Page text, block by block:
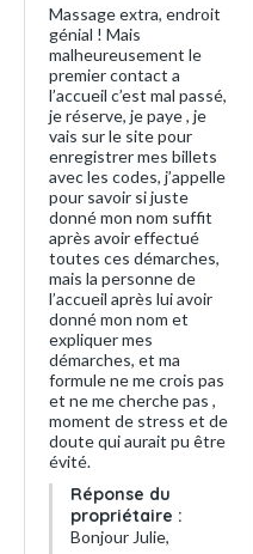
Massage extra, endroit
génial ! Mais
malheureusement le
premier contact a
l’accueil c’est mal passé,
je réserve, je paye , je
vais sur le site pour
enregistrer mes billets
avec les codes, j’appelle
pour savoir si juste
donné mon nom suffit
après avoir effectué
toutes ces démarches,
mais la personne de
l’accueil après lui avoir
donné mon nom et
expliquer mes
démarches, et ma
formule ne me crois pas
et ne me cherche pas ,
moment de stress et de
doute qui aurait pu être
évité.
Réponse du
propriétaire :
Bonjour Julie,